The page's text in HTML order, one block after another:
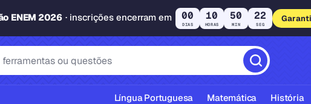
ENEM 2026 · inscrições encerram em 00
DIAS
10
HORAS
50
MIN
22
SEG
Língua Portuguesa Matemática História